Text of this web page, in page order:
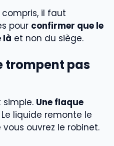
il faut
pour confirmer que le
là et non du siège.
trompent pas
simple. Une flaque
Le liquide remonte le
ouvrez le robinet.